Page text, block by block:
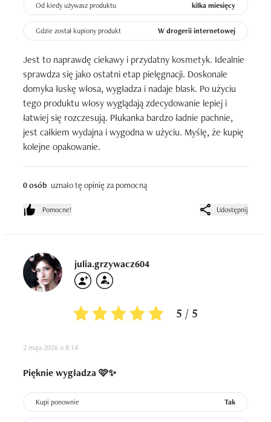
Od kiedy używasz produktu kilka miesięcy
Gdzie został kupiony produkt W drogerii internetowej
Jest to naprawdę ciekawy i przydatny kosmetyk. Idealnie
sprawdza się jako ostatni etap pielęgnacji. Doskonale
domyka łuskę włosa, wygładza i nadaje blask. Po użyciu
tego produktu włosy wyglądają zdecydowanie lepiej i
łatwiej się rozczesują. Płukanka bardzo ładnie pachnie,
jest całkiem wydajna i wygodna w użyciu. Myślę, że kupię
kolejne opakowanie.
0 osób uznało tę opinię za pomocną
Pomocne! Udostępnij
julia.grzywacz604
5 / 5
2 maja 2026 o 8:14
Pięknie wygładza 🩷✨
Kupi ponownie Tak